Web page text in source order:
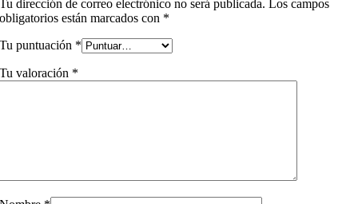
Tu dirección de correo electrónico no será publicada.
Los campos
obligatorios están marcados con *
Tu puntuación *
Tu valoración *